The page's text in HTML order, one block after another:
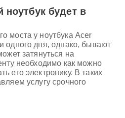
ноутбук будет в
моста у ноутбука Acer
одного дня, однако, бывают
затянуться на
необходимо как можно
его электронику. В таких
услугу срочного